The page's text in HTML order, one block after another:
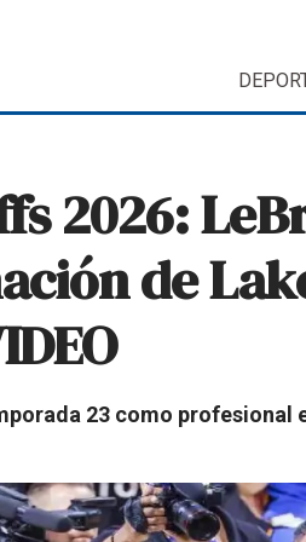
2026:
de
23 como profesional